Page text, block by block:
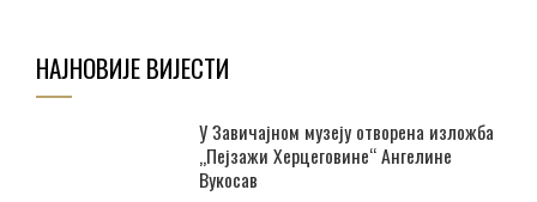
НАЈНОВИЈЕ ВИЈЕСТИ
У Завичајном музеју отворена изложба
„Пејзажи Херцеговине“ Ангелине
Вукосав